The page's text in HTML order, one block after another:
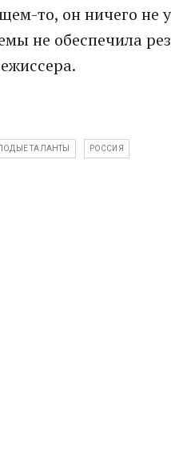
то, он ничего не
не обеспечила
ТАЛАНТЫ РОССИЯ